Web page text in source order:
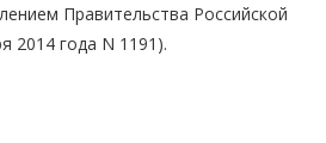
Правительства Российской
2014 года N 1191).